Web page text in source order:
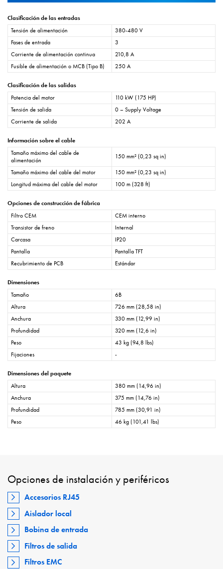
Clasificación de las entradas
Tensión de alimentación
380-480 V
Fases de entrada
3
Corriente de alimentación continua
210,8 A
Fusible de alimentación o MCB (Tipo B)
250 A
Clasificación de las salidas
Potencia del motor
110 kW (175 HP)
Tensión de salida
0 – Supply Voltage
Corriente de salida
202 A
Información sobre el cable
Tamaño máximo del cable de
alimentación
150 mm² (0,23 sq in)
Tamaño máximo del cable del motor
150 mm² (0,23 sq in)
Longitud máxima del cable del motor
100 m (328 ft)
Opciones de construcción de fábrica
Filtro CEM
CEM interno
Transistor de freno
Internal
Carcasa
IP20
Pantalla
Pantalla TFT
Recubrimiento de PCB
Estándar
Dimensiones
Tamaño
6B
Altura
726 mm (28,58 in)
Anchura
330 mm (12,99 in)
Profundidad
320 mm (12,6 in)
Peso
43 kg (94,8 lbs)
Fijaciones
-
Dimensiones del paquete
Altura
380 mm (14,96 in)
Anchura
375 mm (14,76 in)
Profundidad
785 mm (30,91 in)
Peso
46 kg (101,41 lbs)
Opciones de instalación y periféricos
Accesorios RJ45
Aislador local
Bobina de entrada
Filtros de salida
Filtros EMC